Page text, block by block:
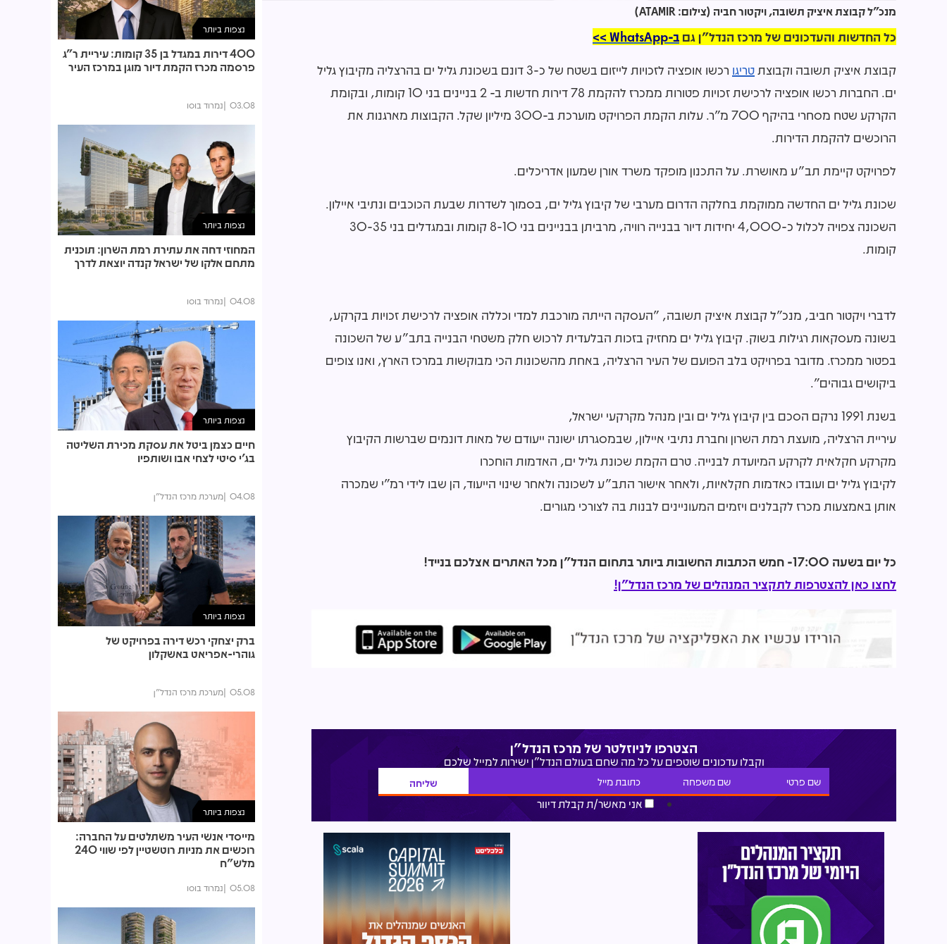
מנכ"ל קבוצת איציק תשובה, ויקטור חביה (צילום: ATAMIR)
כל החדשות והעדכונים של מרכז הנדל"ן גם ב-WhatsApp >>
קבוצת איציק תשובה וקבוצתטריגו
רכשו אופציה לזכויות לייזום בשטח של כ-3 דונם בשכונת גליל ים בהרצליה מקיבוץ גליל
ים. החברות רכשו אופציה לרכישת זכויות פטורות ממכרז להקמת 78 דירות חדשות ב- 2 בניינים בני 10 קומות, ובקומת
הקרקע שטח מסחרי בהיקף 700 מ"ר. עלות הקמת הפרויקט מוערכת ב-300 מיליון שקל. הקבוצות מארגנות את
הרוכשים להקמת הדירות.
לפרויקט קיימת תב"ע מאושרת. על התכנון מופקד משרד אורן שמעון אדריכלים.
שכונת גליל ים החדשה ממוקמת בחלקה הדרום מערבי של קיבוץ גליל ים, בסמוך לשדרות שבעת הכוכבים ונתיבי איילון.
השכונה צפויה לכלול כ-4,000 יחידות דיור בבנייה רוויה, מרביתן בבניינים בני 8-10 קומות ובמגדלים בני 30-35
קומות.
לדברי ויקטור חביב, מנכ"ל קבוצת איציק תשובה, "העסקה הייתה מורכבת למדי וכללה אופציה לרכישת זכויות בקרקע,
בשונה מעסקאות רגילות בשוק. קיבוץ גליל ים מחזיק בזכות הבלעדית לרכוש חלק משטחי הבנייה בתב"ע של השכונה
בפטור ממכרז. מדובר בפרויקט בלב הפועם של העיר הרצליה, באחת מהשכונות הכי מבוקשות במרכז הארץ, ואנו צופים
ביקושים גבוהים".
בשנת 1991 נרקם הסכם בין קיבוץ גליל ים ובין מנהל מקרקעי ישראל,
עיריית הרצליה, מועצת רמת השרון וחברת נתיבי איילון, שבמסגרתו ישונה ייעודם של מאות דונמים שברשות הקיבוץ
מקרקע חקלאית לקרקע המיועדת לבנייה. טרם הקמת שכונת גליל ים, האדמות הוחכרו
לקיבוץ גליל ים ועובדו כאדמות חקלאיות, ולאחר אישור התב"ע לשכונה ולאחר שינוי הייעוד, הן שבו לידי רמ"י שמכרה
אותן באמצעות מכרז לקבלנים ויזמים המעוניינים לבנות בה לצורכי מגורים.
כל יום בשעה 17:00- חמש הכתבות החשובות ביותר בתחום הנדל"ן מכל האתרים אצלכם בנייד!
לחצו כאן להצטרפות לתקציר המנהלים של מרכז הנדל"ן!
הצטרפו לניוזלטר של מרכז הנדל"ן
וקבלו עדכונים שוטפים על כל מה שחם בעולם הנדל"ן ישירות למייל שלכם
אני מאשר/ת קבלת דיוור
נצפות ביותר
400 דירות במגדל בן 35 קומות: עיריית ר"ג
פרסמה מכרז הקמת דיור מוגן במרכז העיר
03.08 נמרוד בוסו
נצפות ביותר
המחוזי דחה את עתירת רמת השרון: תוכנית
מתחם אלקו של ישראל קנדה יוצאת לדרך
04.08 נמרוד בוסו
נצפות ביותר
חיים כצמן ביטל את עסקת מכירת השליטה
בג'י סיטי לצחי אבו ושותפיו
04.08 מערכת מרכז הנדל"ן
נצפות ביותר
ברק יצחקי רכש דירה בפרויקט של
גוהרי-אפריאט באשקלון
05.08 מערכת מרכז הנדל"ן
נצפות ביותר
מייסדי אנשי העיר משתלטים על החברה:
רוכשים את מניות רוטשטיין לפי שווי 240
מלש"ח
05.08 נמרוד בוסו